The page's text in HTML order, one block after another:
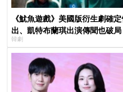
《魷魚遊戲》美國版衍生劇確
出、凱特布蘭琪出演傳聞也破局
韓劇